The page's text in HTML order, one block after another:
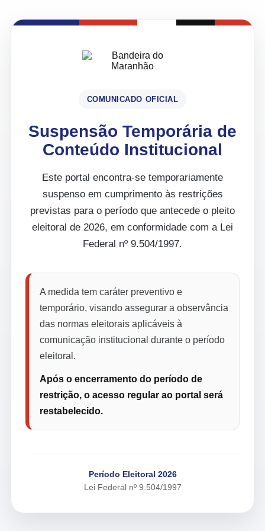
COMUNICADO OFICIAL
Suspensão Temporária de
Conteúdo Institucional
Este portal encontra-se temporariamente
suspenso em cumprimento às restrições
previstas para o período que antecede o pleito
eleitoral de 2026, em conformidade com a Lei
Federal nº 9.504/1997.
A medida tem caráter preventivo e
temporário, visando assegurar a observância
das normas eleitorais aplicáveis à
comunicação institucional durante o período
eleitoral.
Após o encerramento do período de
restrição, o acesso regular ao portal será
restabelecido.
Período Eleitoral 2026
Lei Federal nº 9.504/1997